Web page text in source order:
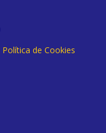
Política de Cookies